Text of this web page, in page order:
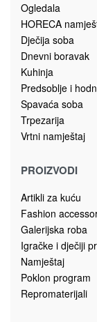
Ogledala
HORECA
Dječija soba
Dnevni boravak
Kuhinja
Predsoblje i
Spavaća soba
Trpezarija
Vrtni namještaj
PROIZVODI
Artikli za kuću
Fashion
Galerijska roba
Igračke i dječiji
Namještaj
Poklon program
Repromaterijali